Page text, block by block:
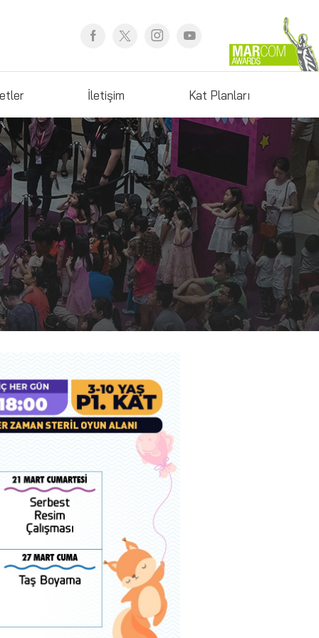
İletişim Kat Planları